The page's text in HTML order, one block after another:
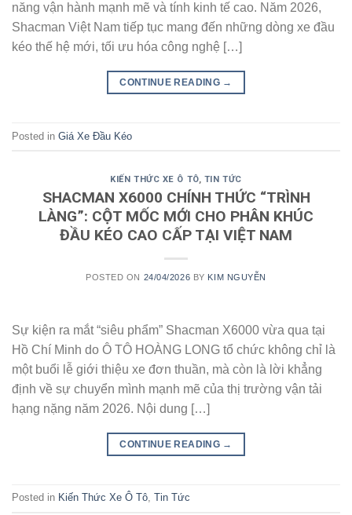
năng vận hành mạnh mẽ và tính kinh tế cao. Năm 2026,
Shacman Việt Nam tiếp tục mang đến những dòng xe đầu
kéo thế hệ mới, tối ưu hóa công nghệ […]
CONTINUE READING →
Posted in Giá Xe Đầu Kéo
KIẾN THỨC XE Ô TÔ, TIN TỨC
SHACMAN X6000 CHÍNH THỨC “TRÌNH
LÀNG”: CỘT MỐC MỚI CHO PHÂN KHÚC
ĐẦU KÉO CAO CẤP TẠI VIỆT NAM
POSTED ON 24/04/2026 BY KIM NGUYỄN
Sự kiện ra mắt “siêu phẩm” Shacman X6000 vừa qua tại
Hồ Chí Minh do Ô TÔ HOÀNG LONG tổ chức không chỉ là
một buổi lễ giới thiệu xe đơn thuần, mà còn là lời khẳng
định về sự chuyển mình mạnh mẽ của thị trường vận tải
hạng nặng năm 2026. Nội dung […]
CONTINUE READING →
Posted in Kiến Thức Xe Ô Tô, Tin Tức